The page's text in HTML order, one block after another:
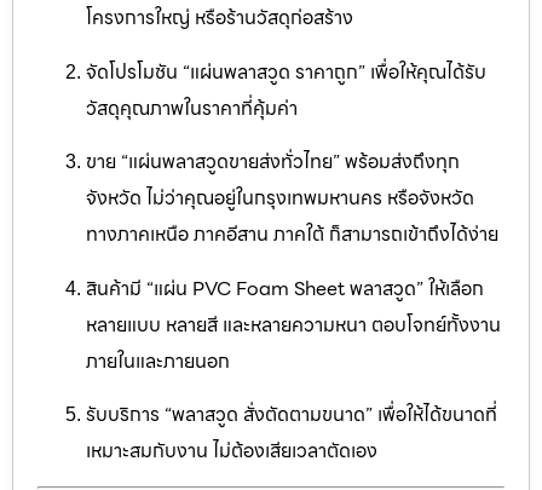
โครงการใหญ่ หรือร้านวัสดุก่อสร้าง
จัดโปรโมชัน “แผ่นพลาสวูด ราคาถูก” เพื่อให้คุณได้รับ
วัสดุคุณภาพในราคาที่คุ้มค่า
ขาย “แผ่นพลาสวูดขายส่งทั่วไทย” พร้อมส่งถึงทุก
จังหวัด ไม่ว่าคุณอยู่ในกรุงเทพมหานคร หรือจังหวัด
ทางภาคเหนือ ภาคอีสาน ภาคใต้ ก็สามารถเข้าถึงได้ง่าย
สินค้ามี “แผ่น PVC Foam Sheet พลาสวูด” ให้เลือก
หลายแบบ หลายสี และหลายความหนา ตอบโจทย์ทั้งงาน
ภายในและภายนอก
รับบริการ “พลาสวูด สั่งตัดตามขนาด” เพื่อให้ได้ขนาดที่
เหมาะสมกับงาน ไม่ต้องเสียเวลาตัดเอง